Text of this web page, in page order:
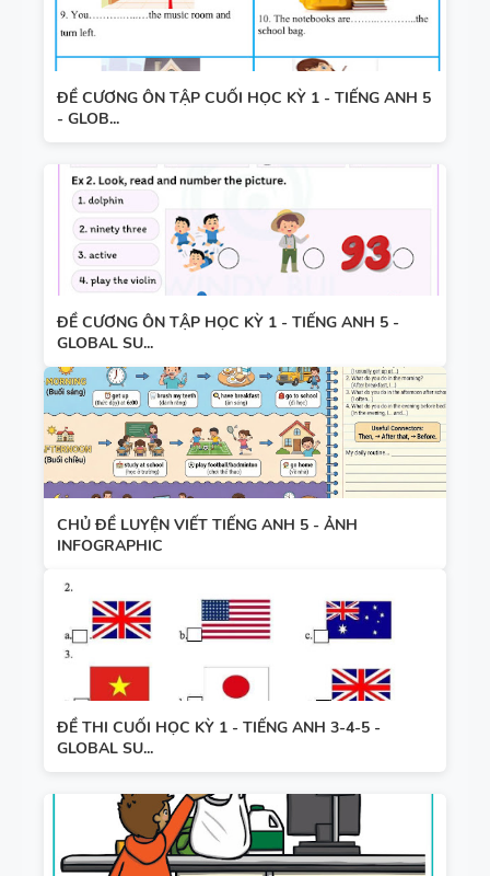
ĐỀ CƯƠNG ÔN TẬP CUỐI HỌC KỲ 1 - TIẾNG ANH 5
- GLOB...
ĐỀ CƯƠNG ÔN TẬP HỌC KỲ 1 - TIẾNG ANH 5 -
GLOBAL SU...
CHỦ ĐỀ LUYỆN VIẾT TIẾNG ANH 5 - ẢNH
INFOGRAPHIC
ĐỀ THI CUỐI HỌC KỲ 1 - TIẾNG ANH 3-4-5 -
GLOBAL SU...